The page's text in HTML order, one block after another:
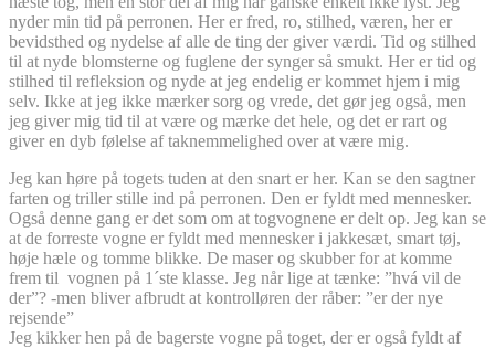
nyder min tid på perronen. Her er fred, ro, stilhed, væren, her er
bevidsthed og nydelse af alle de ting der giver værdi. Tid og stilhed
til at nyde blomsterne og fuglene der synger så smukt. Her er tid og
stilhed til refleksion og nyde at jeg endelig er kommet hjem i mig
selv. Ikke at jeg ikke mærker sorg og vrede, det gør jeg også, men
jeg giver mig tid til at være og mærke det hele, og det er rart og
giver en dyb følelse af taknemmelighed over at være mig.
Jeg kan høre på togets tuden at den snart er her. Kan se den sagtner
farten og triller stille ind på perronen. Den er fyldt med mennesker.
Også denne gang er det som om at togvognene er delt op. Jeg kan se
at de forreste vogne er fyldt med mennesker i jakkesæt, smart tøj,
høje hæle og tomme blikke. De maser og skubber for at komme
frem til vognen på 1´ste klasse. Jeg når lige at tænke: ”hvá vil de
der”? -men bliver afbrudt at kontrolløren der råber: ”er der nye
rejsende”
Jeg kikker hen på de bagerste vogne på toget, der er også fyldt af